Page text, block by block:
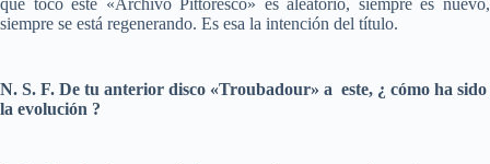
que toco este «Archivo Pittoresco» es aleatorio, siempre es nuevo,
siempre se está regenerando. Es esa la intención del título.
N. S. F. De tu anterior disco «Troubadour» a este, ¿ cómo ha sido
la evolución ?